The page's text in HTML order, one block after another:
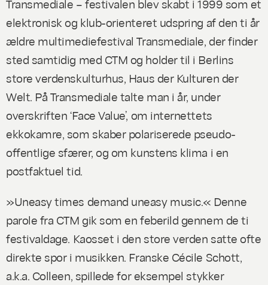
Transmediale – festivalen blev skabt i 1999 som et
elektronisk og klub-orienteret udspring af den ti år
ældre multimediefestival Transmediale, der finder
sted samtidig med CTM og holder til i Berlins
store verdenskulturhus, Haus der Kulturen der
Welt. På Transmediale talte man i år, under
overskriften ‘Face Value’, om internettets
ekkokamre, som skaber polariserede pseudo-
offentlige sfærer, og om kunstens klima i en
postfaktuel tid.
»Uneasy times demand uneasy music.« Denne
parole fra CTM gik som en feberild gennem de ti
festivaldage. Kaosset i den store verden satte ofte
direkte spor i musikken. Franske Cécile Schott,
a.k.a. Colleen, spillede for eksempel stykker